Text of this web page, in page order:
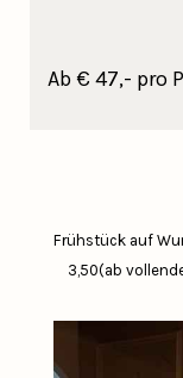
Ab € 47,- pro
Frühstück auf
3,50(ab